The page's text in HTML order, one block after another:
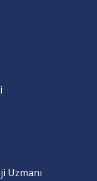
Uzmanı